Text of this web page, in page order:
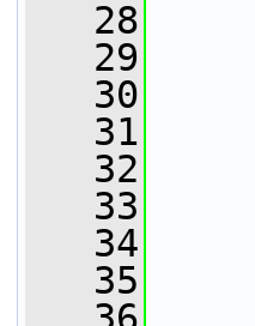
   28
   29
   30
   31
   32
   33
   34
   35